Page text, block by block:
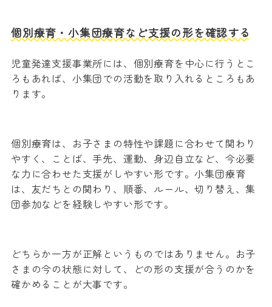
個別療育・小集団療育など支援の形を確認する
児童発達支援事業所には、個別療育を中心に行うとこ
ろもあれば、小集団での活動を取り入れるところもあ
ります。
個別療育は、お子さまの特性や課題に合わせて関わり
やすく、ことば、手先、運動、身辺自立など、今必要
な力に合わせた支援がしやすい形です。小集団療育
は、友だちとの関わり、順番、ルール、切り替え、集
団参加などを経験しやすい形です。
どちらか一方が正解というものではありません。お子
さまの今の状態に対して、どの形の支援が合うのかを
確かめることが大事です。